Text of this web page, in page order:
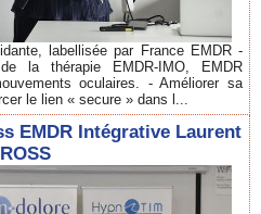
labellisée par France EMDR -
la thérapie EMDR-IMO, EMDR
oculaires. - Améliorer sa
le lien « secure » dans l...
EMDR Intégrative Laurent